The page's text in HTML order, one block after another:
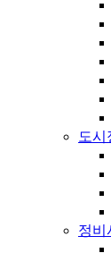
도시
정비